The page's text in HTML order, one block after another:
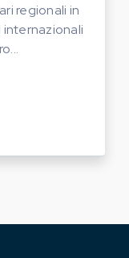
regionali in
PORTANO